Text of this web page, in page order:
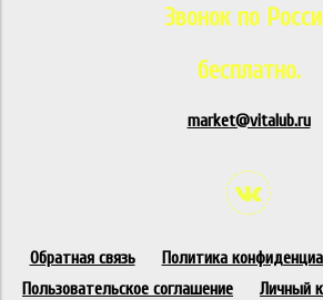
Звонок по
бесплатно.
market@vitalub.ru
Обратная связь
Политика
Пользовательское соглашение
Личный